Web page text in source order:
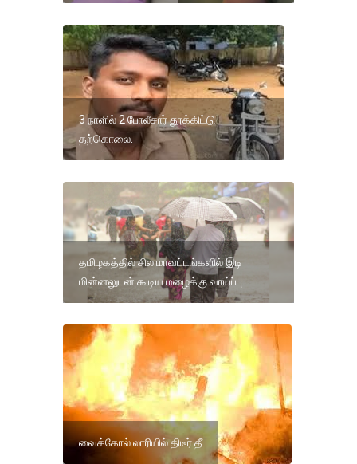
3 நாளில் 2 போலீசார் தூக்கிட்டு
தற்கொலை.
தமிழகத்தில் சில மாவட்டங்களில் இடி
மின்னலுடன் கூடிய மழைக்கு வாய்ப்பு.
வைக்கோல் லாரியில் திடீர் தீ